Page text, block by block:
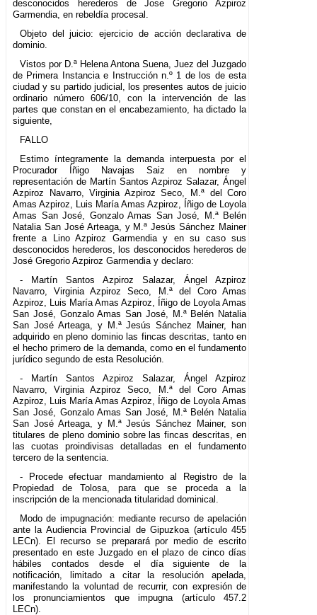
desconocidos herederos de Jose Gregorio Azpiroz
Garmendia, en rebeldía procesal.
Objeto del juicio: ejercicio de acción declarativa de
dominio.
Vistos por D.ª Helena Antona Suena, Juez del Juzgado
de Primera Instancia e Instrucción n.º 1 de los de esta
ciudad y su partido judicial, los presentes autos de juicio
ordinario número 606/10, con la intervención de las
partes que constan en el encabezamiento, ha dictado la
siguiente,
FALLO
Estimo íntegramente la demanda interpuesta por el
Procurador Íñigo Navajas Saiz en nombre y
representación de Martín Santos Azpiroz Salazar, Ángel
Azpiroz Navarro, Virginia Azpiroz Seco, M.ª del Coro
Amas Azpiroz, Luis María Amas Azpiroz, Íñigo de Loyola
Amas San José, Gonzalo Amas San José, M.ª Belén
Natalia San José Arteaga, y M.ª Jesús Sánchez Mainer
frente a Lino Azpiroz Garmendia y en su caso sus
desconocidos herederos, los desconocidos herederos de
José Gregorio Azpiroz Garmendia y declaro:
- Martín Santos Azpiroz Salazar, Ángel Azpiroz
Navarro, Virginia Azpiroz Seco, M.ª del Coro Amas
Azpiroz, Luis María Amas Azpiroz, Íñigo de Loyola Amas
San José, Gonzalo Amas San José, M.ª Belén Natalia
San José Arteaga, y M.ª Jesús Sánchez Mainer, han
adquirido en pleno dominio las fincas descritas, tanto en
el hecho primero de la demanda, como en el fundamento
jurídico segundo de esta Resolución.
- Martín Santos Azpiroz Salazar, Ángel Azpiroz
Navarro, Virginia Azpiroz Seco, M.ª del Coro Amas
Azpiroz, Luis María Amas Azpiroz, Íñigo de Loyola Amas
San José, Gonzalo Amas San José, M.ª Belén Natalia
San José Arteaga, y M.ª Jesús Sánchez Mainer, son
titulares de pleno dominio sobre las fincas descritas, en
las cuotas proindivisas detalladas en el fundamento
tercero de la sentencia.
- Procede efectuar mandamiento al Registro de la
Propiedad de Tolosa, para que se proceda a la
inscripción de la mencionada titularidad dominical.
Modo de impugnación: mediante recurso de apelación
ante la Audiencia Provincial de Gipuzkoa (artículo 455
LECn). El recurso se preparará por medio de escrito
presentado en este Juzgado en el plazo de cinco días
hábiles contados desde el día siguiente de la
notificación, limitado a citar la resolución apelada,
manifestando la voluntad de recurrir, con expresión de
los pronunciamientos que impugna (artículo 457.2
LECn).